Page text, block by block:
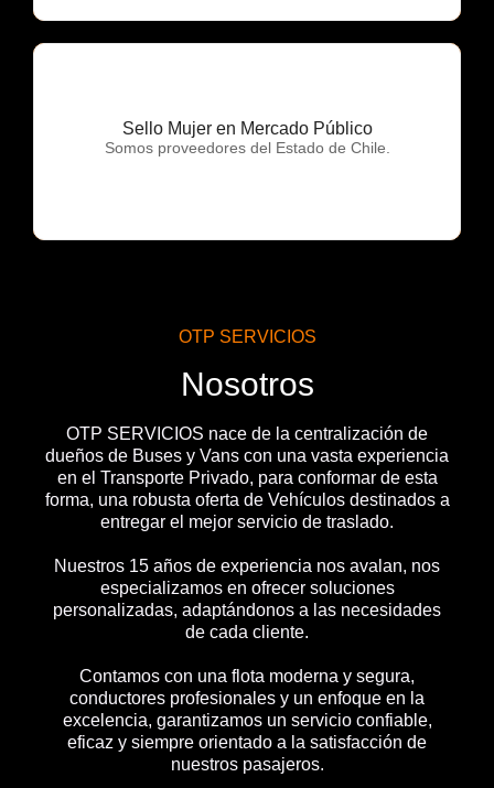
Sello Mujer en Mercado Público
Somos proveedores del Estado de Chile.
OTP Servicios
OTP SERVICIOS
Nosotros
OTP SERVICIOS nace de la centralización de
dueños de Buses y Vans con una vasta experiencia
en el Transporte Privado, para conformar de esta
forma, una robusta oferta de Vehículos destinados a
entregar el mejor servicio de traslado.
Nuestros 15 años de experiencia nos avalan, nos
especializamos en ofrecer soluciones
personalizadas, adaptándonos a las necesidades
de cada cliente.
Contamos con una flota moderna y segura,
conductores profesionales y un enfoque en la
excelencia, garantizamos un servicio confiable,
eficaz y siempre orientado a la satisfacción de
nuestros pasajeros.